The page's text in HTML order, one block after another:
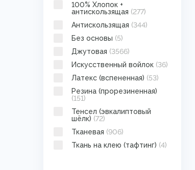
100% Хлопок +
антискользящая (277)
Антискользящая (344)
Без основы (5)
Джутовая (3566)
Искусственный войлок (36)
Латекс (вспененная) (53)
Резина (прорезиненная)
(151)
Тенсел (эвкалиптовый
шёлк) (72)
Тканевая (906)
Ткань на клею (тафтинг) (4)